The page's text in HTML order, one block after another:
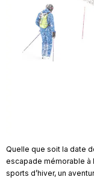
Quelle que soit la date
escapade mémorable à
sports d’hiver, un